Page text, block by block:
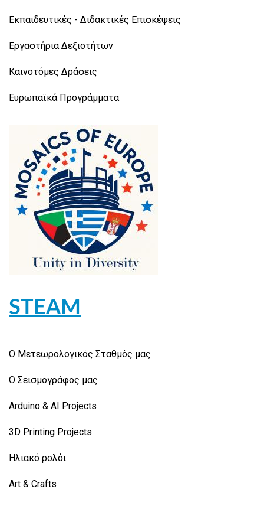
Εκπαιδευτικές - Διδακτικές Επισκέψεις
Εργαστήρια Δεξιοτήτων
Καινοτόμες Δράσεις
Ευρωπαϊκά Προγράμματα
STEAM
Ο Μετεωρολογικός Σταθμός μας
Ο Σεισμογράφος μας
Arduino & AI Projects
3D Printing Projects
Ηλιακό ρολόι
Art & Crafts